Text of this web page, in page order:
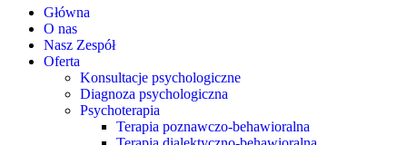
Główna
O nas
Nasz Zespół
Oferta
Konsultacje psychologiczne
Diagnoza psychologiczna
Psychoterapia
Terapia poznawczo-behawioralna